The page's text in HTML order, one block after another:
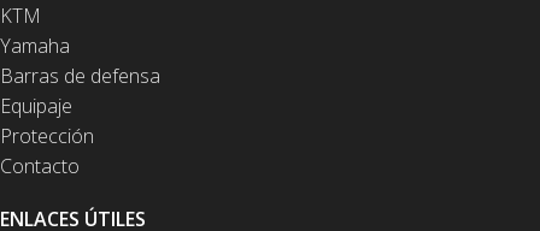
KTM
Yamaha
Barras de defensa
Equipaje
Protección
Contacto
ENLACES ÚTILES